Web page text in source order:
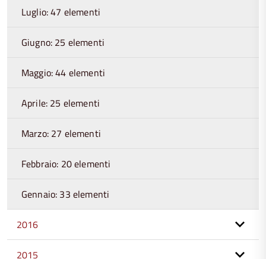
Luglio: 47 elementi
Giugno: 25 elementi
Maggio: 44 elementi
Aprile: 25 elementi
Marzo: 27 elementi
Febbraio: 20 elementi
Gennaio: 33 elementi
2016
2015